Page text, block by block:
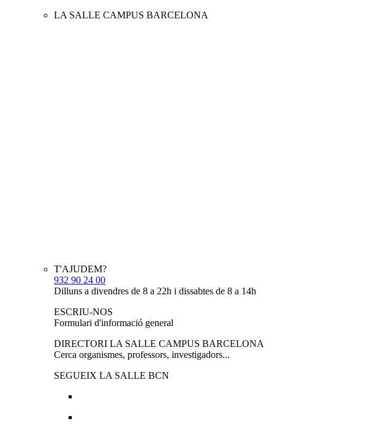
LA SALLE CAMPUS BARCELONA
T'AJUDEM?
932 90 24 00
Dilluns a divendres de 8 a 22h i dissabtes de 8 a 14h
ESCRIU-NOS
Formulari d'informació general
DIRECTORI LA SALLE CAMPUS BARCELONA
Cerca organismes, professors, investigadors...
SEGUEIX LA SALLE BCN